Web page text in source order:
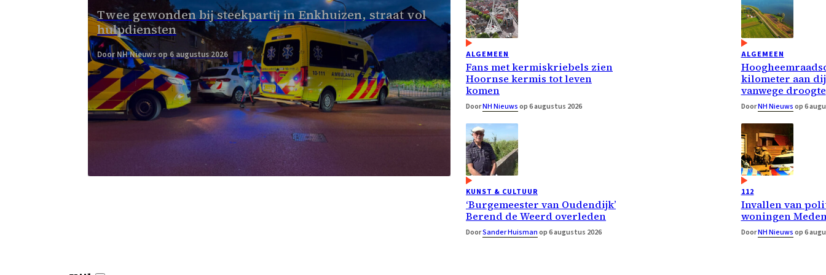
Twee gewonden bij steekpartij in Enkhuizen, straat vol
hulpdiensten
Door NH Nieuws op 6 augustus 2026 ALGEMEEN
Fans met kermiskriebels zien
Hoornse kermis tot leven
komen
DoorNH Nieuwsop 6 augustus 2026
ALGEMEEN
kilometer aan
vanwege droogte
DoorNH Nieuwsop 6
KUNST & CULTUUR
‘Burgemeester van Oudendijk’
Berend de Weerd overleden
DoorSander Huismanop 6 augustus 2026
112
Invallen van
woningen
DoorNH Nieuwsop 6